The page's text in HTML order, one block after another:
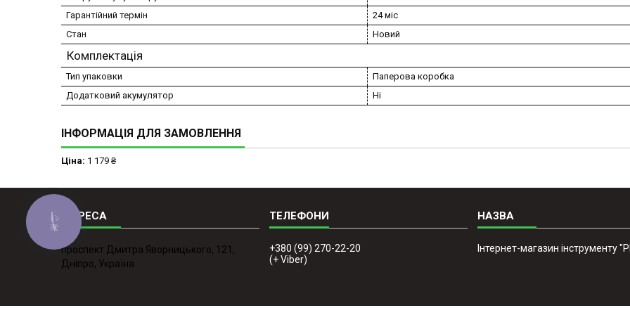
Гарантійний термін
24 міс
Стан
Новий
Комплектація
Тип упаковки
Паперова коробка
Додатковий акумулятор
Ні
ІНФОРМАЦІЯ ДЛЯ ЗАМОВЛЕННЯ
Ціна: 1 179 ₴
проспект Дмитра Яворницького, 121,
Дніпро, Україна
+380 (99) 270-22-20
(+ Viber)
Інтернет-магазин інструменту
КНОПКА
ЗВ'ЯЗКУ